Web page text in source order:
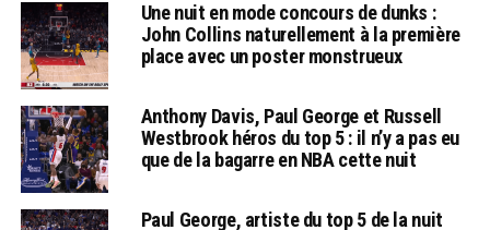
Une nuit en mode concours de dunks :
John Collins naturellement à la première
place avec un poster monstrueux
Anthony Davis, Paul George et Russell
Westbrook héros du top 5 : il n’y a pas eu
que de la bagarre en NBA cette nuit
Paul George, artiste du top 5 de la nuit